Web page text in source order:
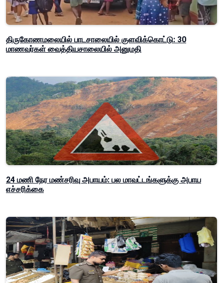
திருகோணமலையில் பாடசாலையில் குளவிக்கொட்டு: 30
மாணவர்கள் வைத்தியசாலையில் அனுமதி
24 மணி நேர மண்சரிவு அபாயம்: பல மாவட்டங்களுக்கு அபாய
எச்சரிக்கை